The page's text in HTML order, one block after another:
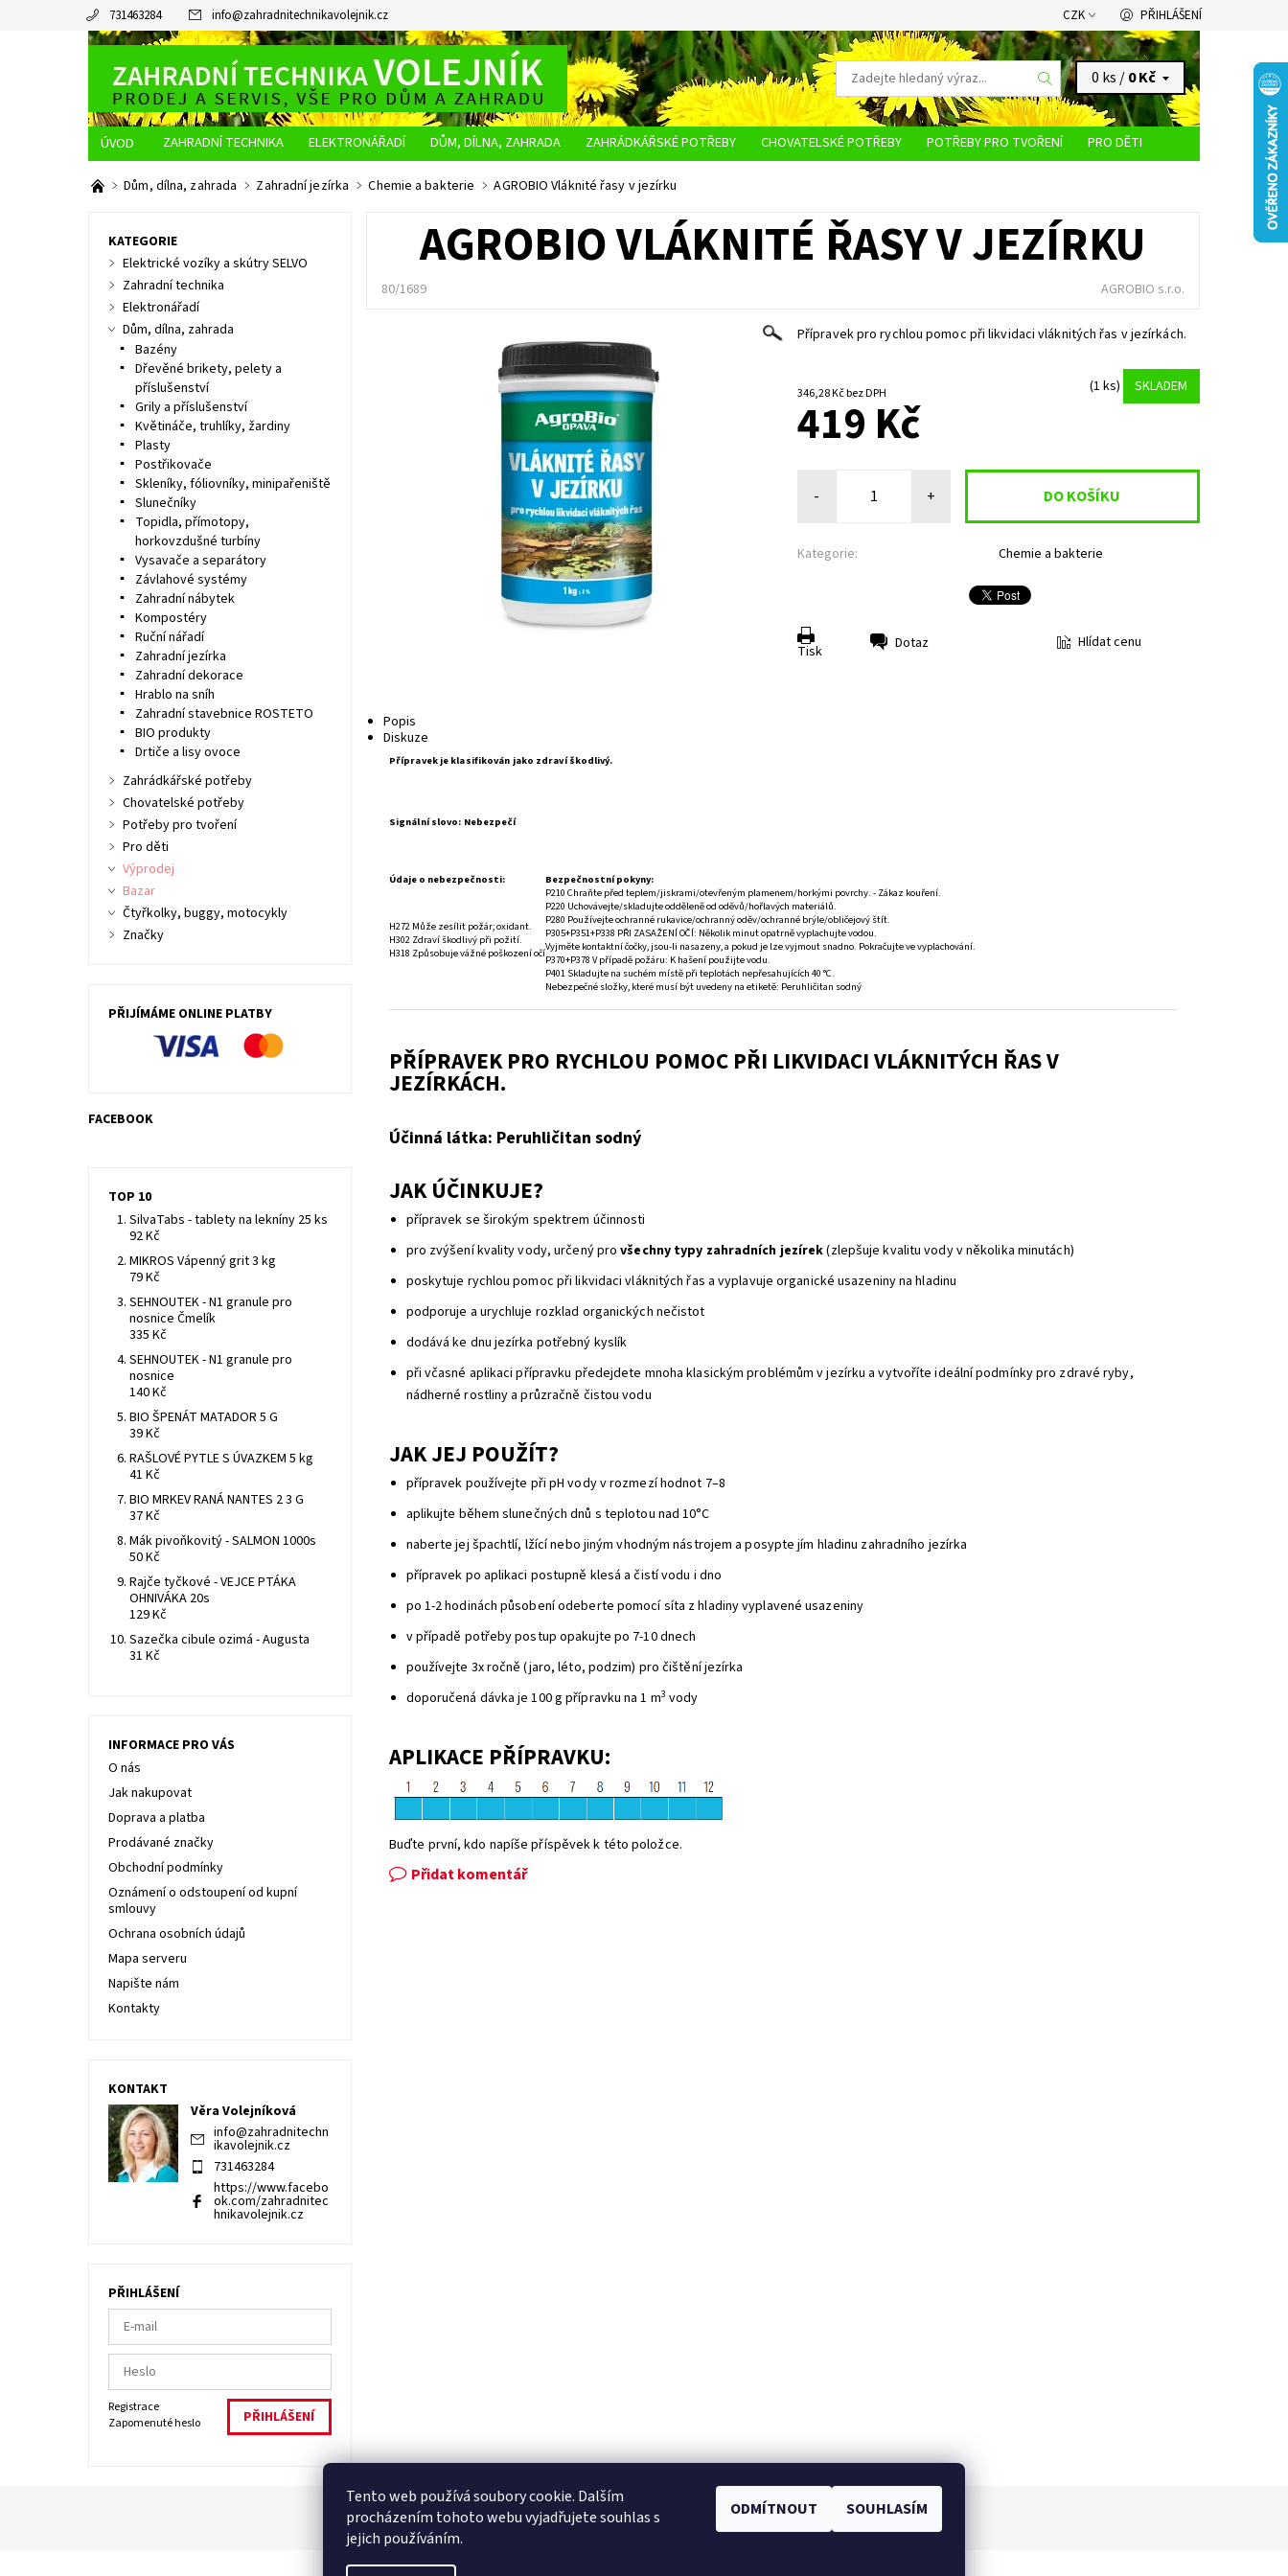
731463284 info@zahradnitechnikavolejnik.cz CZK PŘIHLÁŠENÍ
0 ks /0 Kč
ZAHRADNÍ TECHNIKA ELEKTRONÁŘADÍ DŮM, DÍLNA, ZAHRADA ZAHRÁDKÁŘSKÉ POTŘEBY CHOVATELSKÉ POTŘEBY POTŘEBY PRO TVOŘENÍ
PRO DĚTI
O NÁS
JAK NAKUPOVAT DOPRAVA A PLATBA OBCHODNÍ PODMÍNKY OCHRANA OSOBNÍCH ÚDAJŮ
Dům, dílna, zahrada Zahradní jezírka Chemie a bakterie AGROBIO Vláknité řasy v jezírku
AGROBIO VLÁKNITÉ ŘASY V JEZÍRKU
80/1689 AGROBIO s.r.o.
Přípravek pro rychlou pomoc při likvidaci vláknitých řas v jezírkách.
346,28 Kč bez DPH (1 ks) SKLADEM
419 Kč
- +
Kategorie: Chemie a bakterie
Tisk Dotaz Hlídat cenu
Popis
Diskuze
Přípravek je klasifikován jako zdraví škodlivý.
Signální slovo: Nebezpečí
Údaje o nebezpečnosti: Bezpečnostní pokyny:
H272 Může zesílit požár; oxidant.
H302 Zdraví škodlivý při požití.
H318 Způsobuje vážné poškození očí
P210 Chraňte před teplem/jiskrami/otevřeným plamenem/horkými povrchy. - Zákaz kouření.
P220 Uchovávejte/skladujte odděleně od oděvů/hořlavých materiálů.
P280 Používejte ochranné rukavice/ochranný oděv/ochranné brýle/obličejový štít.
P305+P351+P338 PŘI ZASAŽENÍ OČÍ: Několik minut opatrně vyplachujte vodou.
Vyjměte kontaktní čočky, jsou-li nasazeny, a pokud je lze vyjmout snadno. Pokračujte ve vyplachování.
P370+P378 V případě požáru: K hašení použijte vodu.
P401 Skladujte na suchém místě při teplotách nepřesahujících 40 °C.
Nebezpečné složky, které musí být uvedeny na etiketě: Peruhličitan sodný
PŘÍPRAVEK PRO RYCHLOU POMOC PŘI LIKVIDACI VLÁKNITÝCH ŘAS V
JEZÍRKÁCH.
Účinná látka: Peruhličitan sodný
JAK ÚČINKUJE?
přípravek se širokým spektrem účinnosti
pro zvýšení kvality vody, určený pro všechny typy zahradních jezírek(zlepšuje kvalitu vody v několika minutách)
poskytuje rychlou pomoc při likvidaci vláknitých řas a vyplavuje organické usazeniny na hladinu
podporuje a urychluje rozklad organických nečistot
dodává ke dnu jezírka potřebný kyslík
při včasné aplikaci přípravku předejdete mnoha klasickým problémům v jezírku a vytvoříte ideální podmínky pro zdravé ryby,
nádherné rostliny a průzračně čistou vodu
JAK JEJ POUŽÍT?
přípravek používejte při pH vody v rozmezí hodnot 7–8
aplikujte během slunečných dnů s teplotou nad 10°C
naberte jej špachtlí, lžící nebo jiným vhodným nástrojem a posypte jím hladinu zahradního jezírka
přípravek po aplikaci postupně klesá a čistí vodu i dno
po 1-2 hodinách působení odeberte pomocí síta z hladiny vyplavené usazeniny
v případě potřeby postup opakujte po 7-10 dnech
používejte 3x ročně (jaro, léto, podzim) pro čištění jezírka
doporučená dávka je 100 g přípravku na 1 m3 vody
APLIKACE PŘÍPRAVKU:
Buďte první, kdo napíše příspěvek k této položce.
Přidat komentář
KATEGORIE
Elektrické vozíky a skútry SELVO
Zahradní technika
Elektronářadí
Dům, dílna, zahrada
Bazény
Dřevěné brikety, pelety a
příslušenství
Grily a příslušenství
Květináče, truhlíky, žardiny
Plasty
Postřikovače
Skleníky, fóliovníky, minipařeniště
Slunečníky
Topidla, přímotopy,
horkovzdušné turbíny
Vysavače a separátory
Závlahové systémy
Zahradní nábytek
Kompostéry
Ruční nářadí
Zahradní jezírka
Zahradní dekorace
Hrablo na sníh
Zahradní stavebnice ROSTETO
BIO produkty
Drtiče a lisy ovoce
Zahrádkářské potřeby
Chovatelské potřeby
Potřeby pro tvoření
Pro děti
Výprodej
Bazar
Čtyřkolky, buggy, motocykly
Značky
PŘIJÍMÁME ONLINE PLATBY
FACEBOOK
TOP 10
SilvaTabs - tablety na lekníny 25 ks
92 Kč
MIKROS Vápenný grit 3 kg
79 Kč
SEHNOUTEK - N1 granule pro
nosnice Čmelík
335 Kč
SEHNOUTEK - N1 granule pro
nosnice
140 Kč
BIO ŠPENÁT MATADOR 5 G
39 Kč
RAŠLOVÉ PYTLE S ÚVAZKEM 5 kg
41 Kč
BIO MRKEV RANÁ NANTES 2 3 G
37 Kč
Mák pivoňkovitý - SALMON 1000s
50 Kč
Rajče tyčkové - VEJCE PTÁKA
OHNIVÁKA 20s
129 Kč
Sazečka cibule ozimá - Augusta
31 Kč
INFORMACE PRO VÁS
O nás
Jak nakupovat
Doprava a platba
Prodávané značky
Obchodní podmínky
Oznámení o odstoupení od kupní
smlouvy
Ochrana osobních údajů
Mapa serveru
Napište nám
Kontakty
KONTAKT
Věra Volejníková
info@zahradnitechn
ikavolejnik.cz
731463284
https://www.facebo
ok.com/zahradnitec
hnikavolejnik.cz
PŘIHLÁŠENÍ
Registrace
Zapomenuté heslo
Facebook | Heureka.cz Zboží.cz
Tento web používá soubory cookie. Dalším
procházením tohoto webu vyjadřujete souhlas s
jejich používáním.
ODMÍTNOUT SOUHLASÍM